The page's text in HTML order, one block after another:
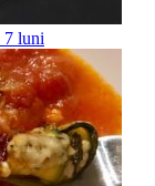
7 luni